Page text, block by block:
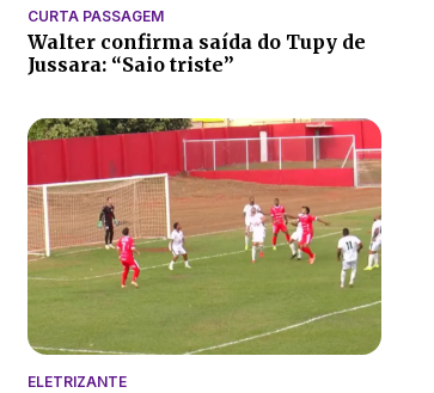
CURTA PASSAGEM
Walter confirma saída do Tupy de
Jussara: “Saio triste”
ELETRIZANTE